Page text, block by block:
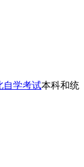
自学考试本科和统